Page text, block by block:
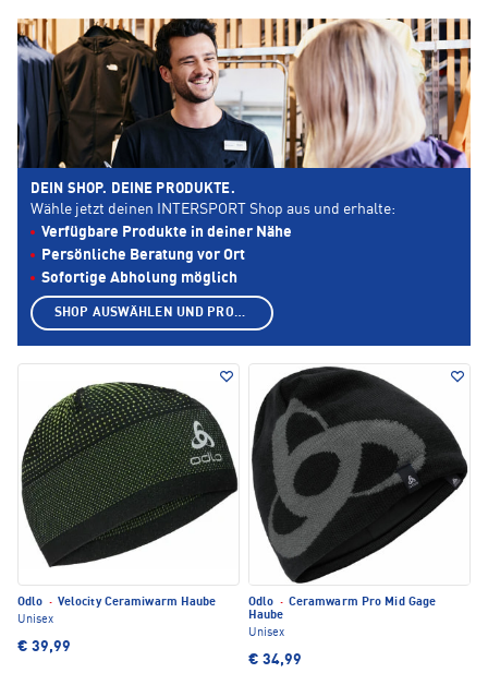
Odlo · Velocity Ceramiwarm Haube
Unisex
€ 39,99
Odlo · Ceramwarm Pro Mid Gage
Haube
Unisex
€ 34,99
DEIN SHOP. DEINE PRODUKTE.
Wähle jetzt deinen INTERSPORT Shop aus und erhalte:
Verfügbare Produkte in deiner Nähe
Persönliche Beratung vor Ort
Sofortige Abholung möglich
SHOP AUSWÄHLEN UND PRODUKTE ANZEIGEN